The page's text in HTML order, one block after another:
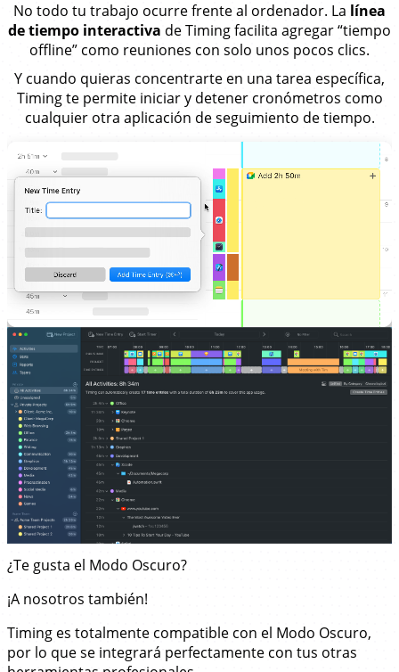
No todo tu trabajo ocurre frente al ordenador. La línea
de tiempo interactiva de Timing facilita agregar “tiempo
offline” como reuniones con solo unos pocos clics.
Y cuando quieras concentrarte en una tarea específica,
Timing te permite iniciar y detener cronómetros como
cualquier otra aplicación de seguimiento de tiempo.
¿Te gusta el Modo Oscuro?
¡A nosotros también!
Timing es totalmente compatible con el Modo Oscuro,
por lo que se integrará perfectamente con tus otras